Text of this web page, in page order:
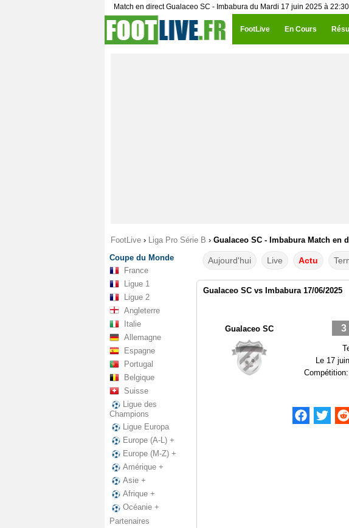
Match en direct Gualaceo SC - Imbabura du Mardi 17 juin 2025 à 22:30
FootLive En Cours
FootLive › Liga Pro Série B › Gualaceo SC - Imbabura Match en
Coupe du Monde
France
Ligue 1
Ligue 2
Angleterre
Italie
Allemagne
Espagne
Portugal
Belgique
Suisse
Ligue des
Champions
Ligue Europa
Europe (A-L) +
Europe (M-Z) +
Amérique +
Asie +
Afrique +
Océanie +
Partenaires
Aujourd'hui Live Actu
Gualaceo SC vs Imbabura 17/06/2025
Gualaceo SC 3
Le 17
Compétition: